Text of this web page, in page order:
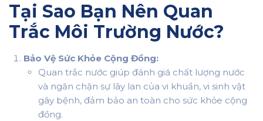
Tại Sao Bạn Nên Quan
Trắc Môi Trường Nước?
Bảo Vệ Sức Khỏe Cộng Đồng:
Quan trắc nước giúp đánh giá chất lượng nước
và ngăn chặn sự lây lan của vi khuẩn, vi sinh vật
gây bệnh, đảm bảo an toàn cho sức khỏe cộng
đồng.